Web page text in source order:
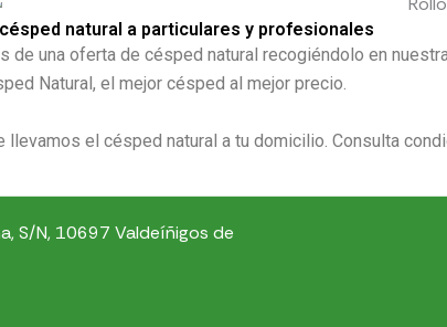
natural a particulares y profesionales
de una oferta de césped natural recogiéndolo en
Natural, el mejor césped al mejor precio.
llevamos el césped natural a tu domicilio. Consulta
S/N, 10697 Valdeíñigos de